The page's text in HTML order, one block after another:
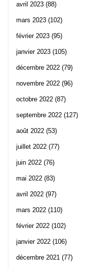
avril 2023 (88)
mars 2023 (102)
février 2023 (95)
janvier 2023 (105)
décembre 2022 (79)
novembre 2022 (96)
octobre 2022 (87)
septembre 2022 (127)
août 2022 (53)
juillet 2022 (77)
juin 2022 (76)
mai 2022 (83)
avril 2022 (97)
mars 2022 (110)
février 2022 (102)
janvier 2022 (106)
décembre 2021 (77)